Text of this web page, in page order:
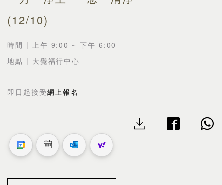
(12/10)
時間 | 上午 9:00 ~ 下午 6:00
地點 | 大覺福行中心
即日起接受 網上報名